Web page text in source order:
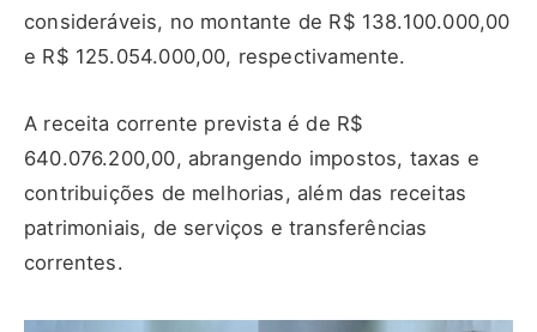
consideráveis, no montante de R$ 138.100.000,00
e R$ 125.054.000,00, respectivamente.
A receita corrente prevista é de R$
640.076.200,00, abrangendo impostos, taxas e
contribuições de melhorias, além das receitas
patrimoniais, de serviços e transferências
correntes.